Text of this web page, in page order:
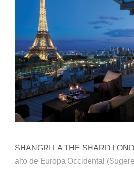
SHANGRI LA THE SHARD
alto de Europa Occidental